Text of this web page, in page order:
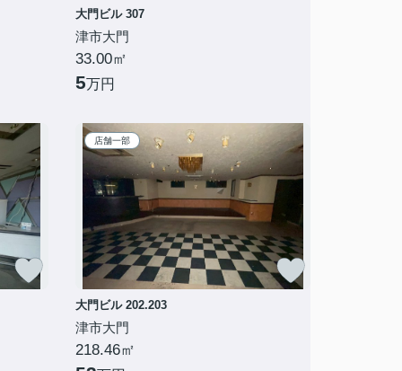
大門ビル 307
津市大門
33.00㎡
5万円
店舗一部
大門ビル 202.203
津市大門
218.46㎡